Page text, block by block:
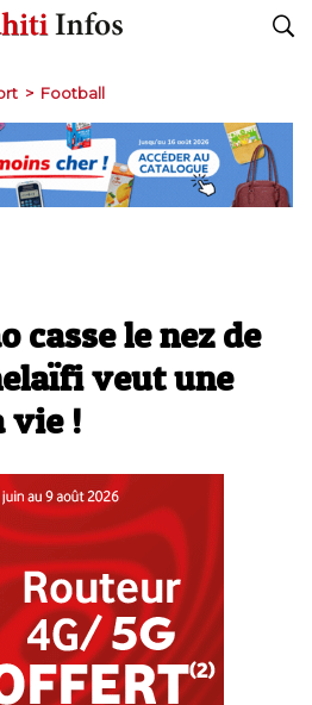
> Football
casse le nez de
veut une
vie !